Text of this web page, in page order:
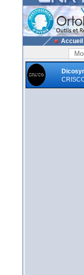
Accueil